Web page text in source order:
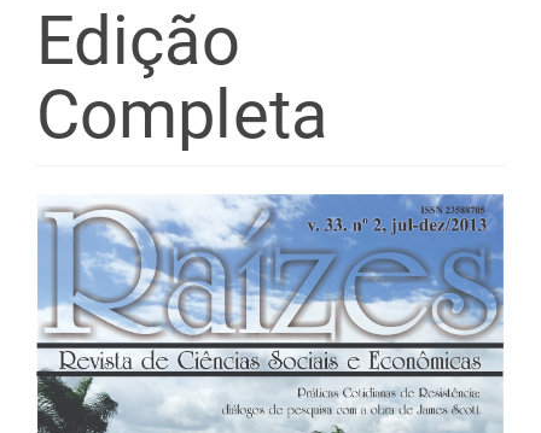
Edição
Completa
Barra
lateral
de
artigos